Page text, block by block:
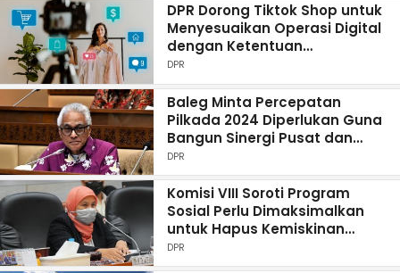
DPR Dorong Tiktok Shop untuk
Menyesuaikan Operasi Digital
dengan Ketentuan
Pemerintah
DPR
Baleg Minta Percepatan
Pilkada 2024 Diperlukan Guna
Bangun Sinergi Pusat dan
Daerah
DPR
Komisi VIII Soroti Program
Sosial Perlu Dimaksimalkan
untuk Hapus Kemiskinan
Ekstrem
DPR